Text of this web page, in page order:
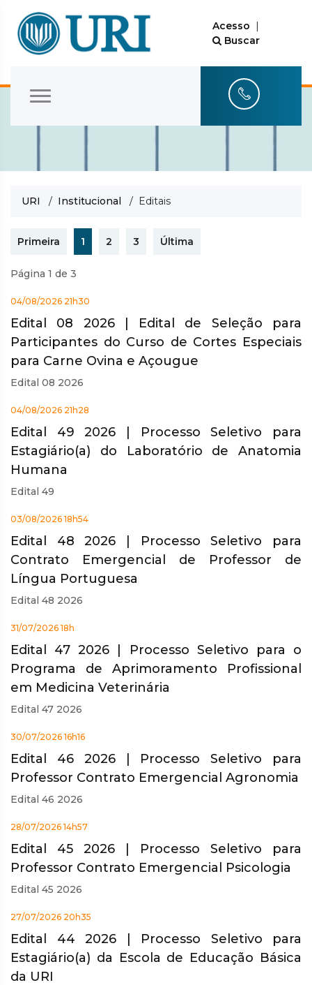
Acesso |
Buscar
URI / Institucional / Editais
Primeira 1 2 3 Última
Página 1 de 3
04/08/2026 21h30
Edital 08 2026 | Edital de Seleção para
Participantes do Curso de Cortes Especiais
para Carne Ovina e Açougue
Edital 08 2026
04/08/2026 21h28
Edital 49 2026 | Processo Seletivo para
Estagiário(a) do Laboratório de Anatomia
Humana
Edital 49
03/08/2026 18h54
Edital 48 2026 | Processo Seletivo para
Contrato Emergencial de Professor de
Língua Portuguesa
Edital 48 2026
31/07/2026 18h
Edital 47 2026 | Processo Seletivo para o
Programa de Aprimoramento Profissional
em Medicina Veterinária
Edital 47 2026
30/07/2026 16h16
Edital 46 2026 | Processo Seletivo para
Professor Contrato Emergencial Agronomia
Edital 46 2026
28/07/2026 14h57
Edital 45 2026 | Processo Seletivo para
Professor Contrato Emergencial Psicologia
Edital 45 2026
27/07/2026 20h35
Edital 44 2026 | Processo Seletivo para
Estagiário(a) da Escola de Educação Básica
da URI